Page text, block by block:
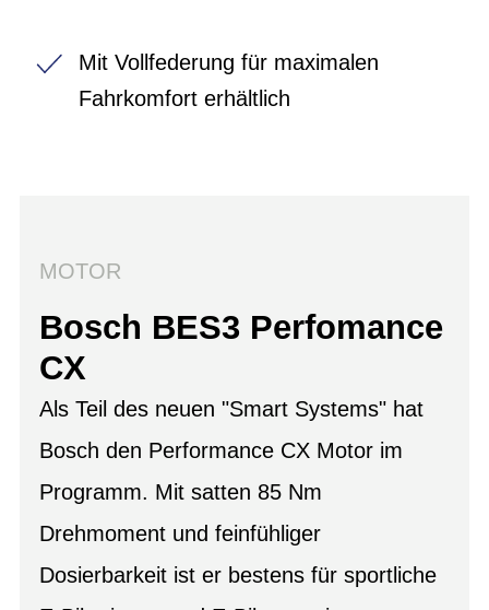
Mit Vollfederung für maximalen
Fahrkomfort erhältlich
MOTOR
Bosch BES3 Perfomance
CX
Als Teil des neuen "Smart Systems" hat
Bosch den Performance CX Motor im
Programm. Mit satten 85 Nm
Drehmoment und feinfühliger
Dosierbarkeit ist er bestens für sportliche